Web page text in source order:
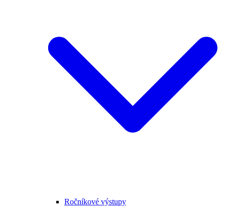
Ročníkové výstupy